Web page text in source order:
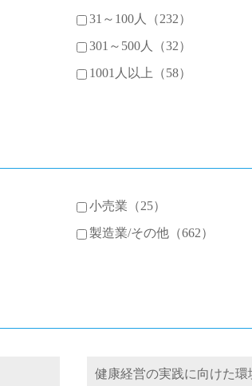
31～100人（232）
301～500人（32）
1001人以上（58）
小売業（25）
製造業/その他（662）
健康経営の実践に向けた環